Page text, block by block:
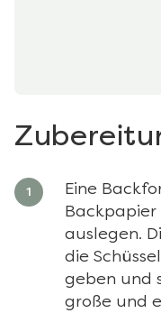
Eine
auslegen.
die
geben und
große und